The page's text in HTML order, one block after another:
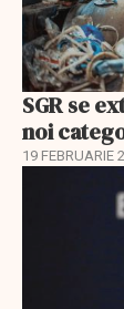
SGR se
noi
19 FEBRUARIE